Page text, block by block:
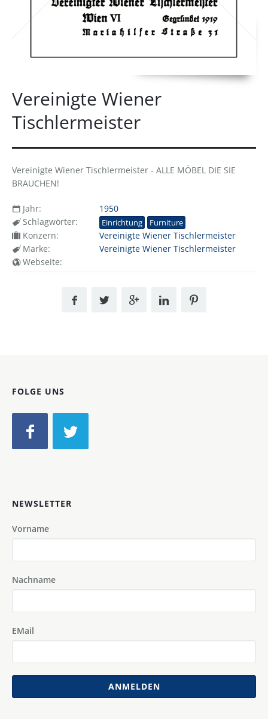
Vereinigte Wiener
Tischlermeister
Vereinigte Wiener Tischlermeister - ALLE MÖBEL DIE SIE
BRAUCHEN!
Jahr:
1950
Schlagwörter:
Einrichtung Furniture
Konzern:
Vereinigte Wiener Tischlermeister
Marke:
Vereinigte Wiener Tischlermeister
Webseite:
FOLGE UNS
NEWSLETTER
Vorname
Nachname
EMail
ANMELDEN